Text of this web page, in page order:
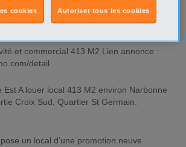
detail
A louer local 413 M2 environ Narbonne
Croix Sud, Quartier St Germain.
un local d’une promotion neuve
Autoriser tous les cookies
cookies